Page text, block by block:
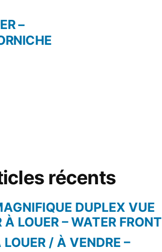
:–
récents
DUPLEX VUE
À LOUER – WATER FRONT
LOUER / À VENDRE –